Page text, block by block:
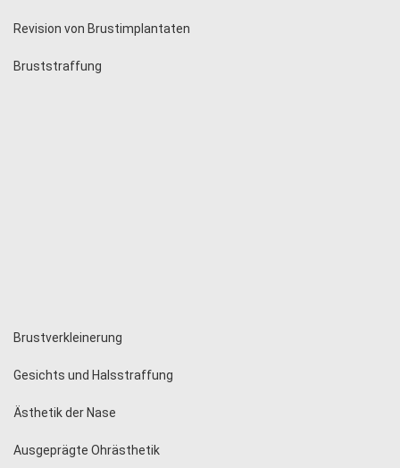
Revision von Brustimplantaten
Bruststraffung
Brustverkleinerung
Gesichts und Halsstraffung
Ästhetik der Nase
Ausgeprägte Ohrästhetik